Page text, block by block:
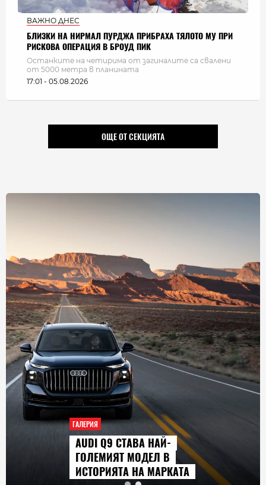
ВАЖНО ДНЕС
БЛИЗКИ НА НИРМАЛ ПУРДЖА ПРИБРАХА ТЯЛОТО МУ ПРИ
РИСКОВА ОПЕРАЦИЯ В БРОУД ПИК
Останките на четирима от загиналите са свалени
от 5000 метра в планината
17:01 - 05.08.2026
ОЩЕ ОТ СЕКЦИЯТА
ГАЛЕРИЯ
AUDI Q9 СТАВА НАЙ-
ГОЛЕМИЯТ МОДЕЛ В
ИСТОРИЯТА НА МАРКАТА